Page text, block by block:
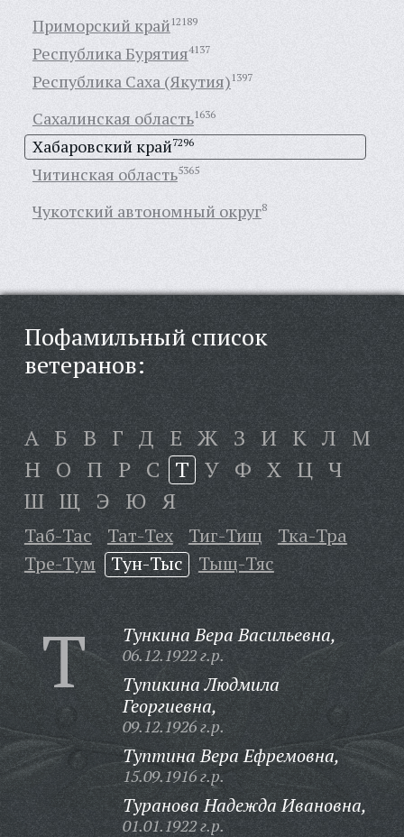
Приморский край12189
Республика Бурятия4137
Республика Саха (Якутия)1397
Сахалинская область1636
Хабаровский край7296
Читинская область5365
Чукотский автономный округ8
Пофамильный список
ветеранов:
А Б В Г Д Е Ж З И К Л М
Н О П Р С Т У Ф Х Ц Ч
Ш Щ Э Ю Я
Таб-Тас Тат-Тех Тиг-Тищ
Тка-Тра
Тре-Тум
Тун-Тыс Тыщ-Тяс
Т Тункина Вера Васильевна,
06.12.1922 г.р.
Тупикина Людмила
Георгиевна,
09.12.1926 г.р.
Туптина Вера Ефремовна,
15.09.1916 г.р.
Туранова Надежда Ивановна,
01.01.1922 г.р.